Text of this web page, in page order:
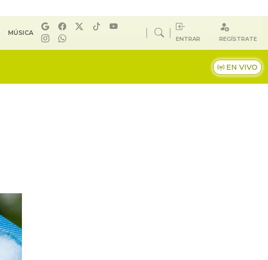
MÚSICA
ENTRAR REGÍSTRATE
EN VIVO